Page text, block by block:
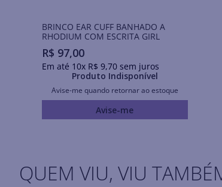
BRINCO EAR CUFF BANHADO A
RHODIUM COM ESCRITA GIRL
R$ 97,00
Em até 10x R$ 9,70sem juros
Produto Indisponível
Avise-me quando retornar ao estoque
Avise-me
QUEM VIU, VIU